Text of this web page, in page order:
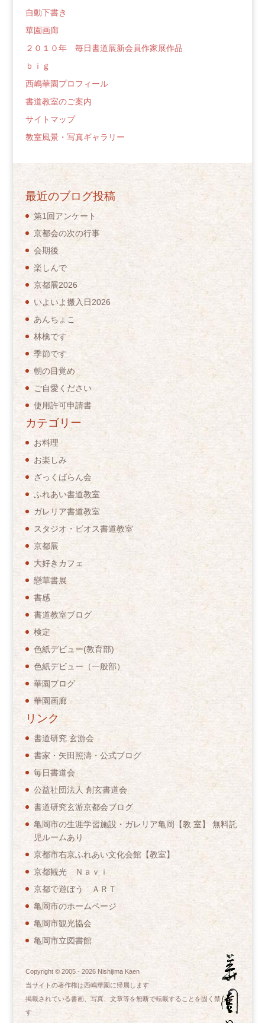
自動下書き
華園画廊
２０１０年 毎日書道展新会員作家展作品
ｂｉｇ
西嶋華園プロフィール
書道教室のご案内
サイトマップ
教室風景・写真ギャラリー
最近のブログ投稿
第1回アンケート
京都会の次の行事
会期後
楽しんで
京都展2026
いよいよ搬入日2026
あんちょこ
林檎です
季節です
朝の目覚め
ご自愛ください
使用許可申請書
カテゴリー
お料理
お楽しみ
ざっくばらん会
ふれあい書道教室
ガレリア書道教室
スタジオ・ビオス書道教室
京都展
大好きカフェ
戀華書展
書感
書道教室ブログ
検定
色紙デビュー(教育部)
色紙デビュー（一般部）
華園ブログ
華園画廊
リンク
書道研究 玄游会
書家・矢田照濤・公式ブログ
毎日書道会
公益社団法人 創玄書道会
書道研究玄游京都会ブログ
亀岡市の生涯学習施設・ガレリア亀岡【教 室】 無料託
児ルームあり
京都市右京ふれあい文化会館【教室】
京都観光 Ｎａｖｉ
京都で遊ぼう ＡＲＴ
亀岡市のホームページ
亀岡市観光協会
亀岡市立図書館
Copyright © 2005 - 2026Nishijima Kaen
当サイトの著作権は西嶋華園に帰属します
掲載されている書画、写真、文章等を無断で転載することを固く禁じま
す